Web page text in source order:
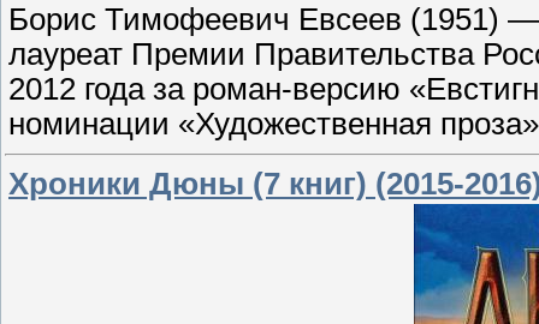
Борис Тимофеевич Евсеев (1951) —
лауреат Премии Правительства
2012 года за роман-версию
номинации «Художественная
Хроники Дюны (7 книг) (2015-